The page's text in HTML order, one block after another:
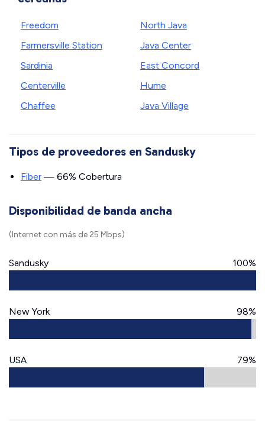
Freedom
Farmersville Station
Sardinia
Centerville
Chaffee
North Java
Java Center
East Concord
Hume
Java Village
Tipos de proveedores en Sandusky
Fiber — 66% Cobertura
Disponibilidad de banda ancha
(Internet con más de 25 Mbps)
Sandusky 100%
New York 98%
USA 79%